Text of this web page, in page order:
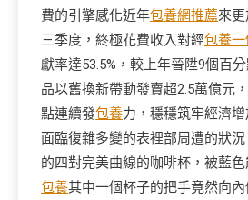
費的引擎感化近年包養網推薦來
三季度，終極花費收入對經包養
獻率達53.5%，較上年晉陞9個百
品以舊換新帶動發賣超2.5萬億元
點連續發包養力，穩穩筑牢經濟增
面臨復雜多變的表裡部周遭的狀
的四對完美曲線的咖啡杯，被藍色
包養其中一個杯子的把手竟然向